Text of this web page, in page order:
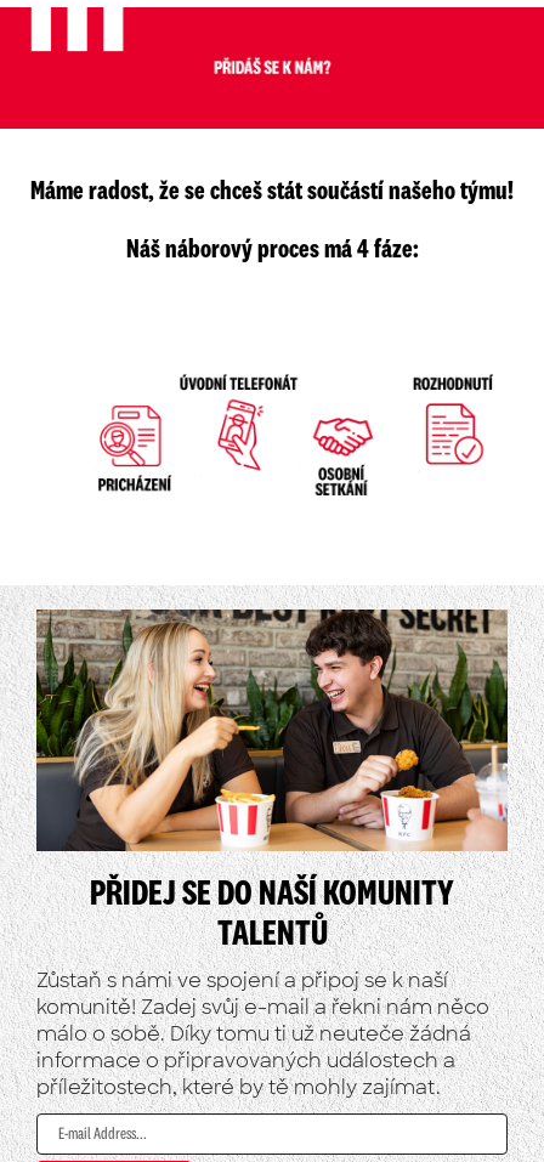
Máme radost, že se chceš stát součástí našeho týmu!
Náš náborový proces má 4 fáze:
PŘIDEJ SE DO NAŠÍ KOMUNITY
TALENTŮ
Zůstaň s námi ve spojení a připoj se k naší
komunitě! Zadej svůj e-mail a řekni nám něco
málo o sobě. Díky tomu ti už neuteče žádná
informace o připravovaných událostech a
příležitostech, které by tě mohly zajímat.